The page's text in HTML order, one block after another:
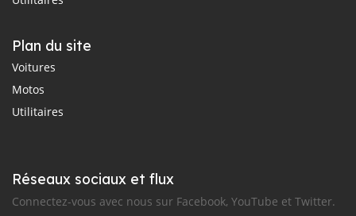
Plan du site
Voitures
Motos
Utilitaires
Réseaux sociaux et flux
Connectez-vous avec nous sur Facebook, YouTube et Twitter.